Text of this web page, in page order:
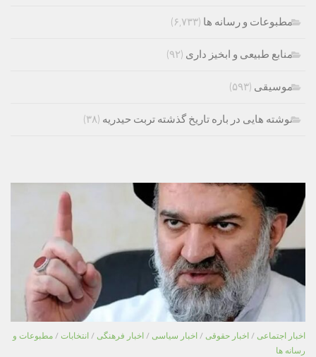
مطبوعات و رسانه ها (۶,۷۳۳)
منابع طبیعی و ابخیز داری (۹۲)
موسیقی (۵۹۳)
نوشته هایی در باره تاریخ گذشته تربت حیدریه (۳۸)
اخبار اجتماعی / اخبار حقوقی / اخبار سیاسی / اخبار فرهنگی / انتخابات / مطبوعات و
رسانه ها